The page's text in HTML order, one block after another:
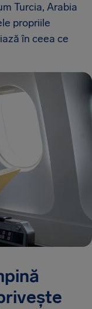
Turcia, Arabia
propriile
în ceea ce